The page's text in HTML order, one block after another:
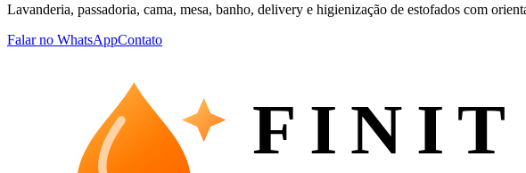
Lavanderia, passadoria, cama, mesa, banho, delivery e higienização de estofados com
Falar no WhatsAppContato
FINIT